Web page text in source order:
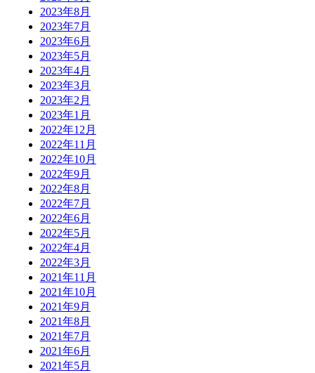
2023年8月
2023年7月
2023年6月
2023年5月
2023年4月
2023年3月
2023年2月
2023年1月
2022年12月
2022年11月
2022年10月
2022年9月
2022年8月
2022年7月
2022年6月
2022年5月
2022年4月
2022年3月
2021年11月
2021年10月
2021年9月
2021年8月
2021年7月
2021年6月
2021年5月